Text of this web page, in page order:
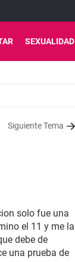
SEXUALIDAD
Siguiente Tema
solo fue una
el 11 y me la
debe de
una prueba de